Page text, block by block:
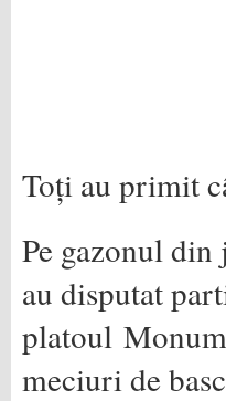
Toți au primit
Pe gazonul
au disputat
platoul
meciuri de